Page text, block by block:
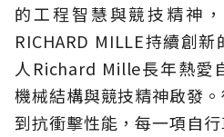
的工程智慧與競技精神
RICHARD MILLE持續創
人Richard Mille長年熱愛
機械結構與競技精神啟發
到抗衝擊性能，每一項自